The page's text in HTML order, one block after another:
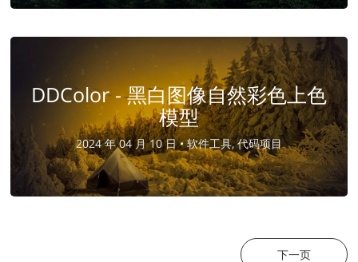
DDColor - 黑白图像自然彩色上色
模型
2024 年 04 月 10 日 •软件工具, 代码项目
下一页